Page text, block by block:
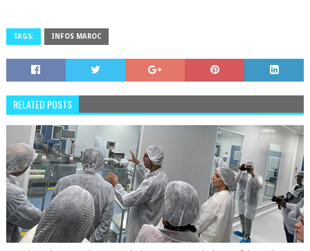
TAGS: INFOS MAROC
RELATED POSTS